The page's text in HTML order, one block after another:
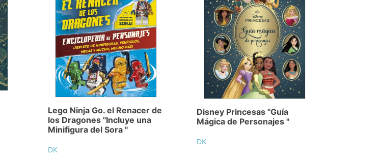
Lego Ninja Go. el Renacer de
los Dragones "Incluye una
Minifigura del Sora "
DK
Disney Princesas "Guía
Mágica de Personajes "
DK